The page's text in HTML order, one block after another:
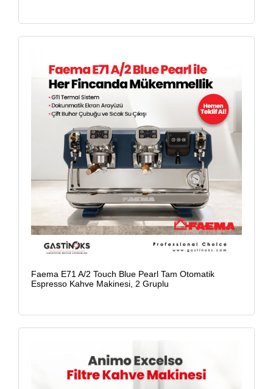
Faema E71 A/2 Touch Blue Pearl Tam Otomatik
Espresso Kahve Makinesi, 2 Gruplu